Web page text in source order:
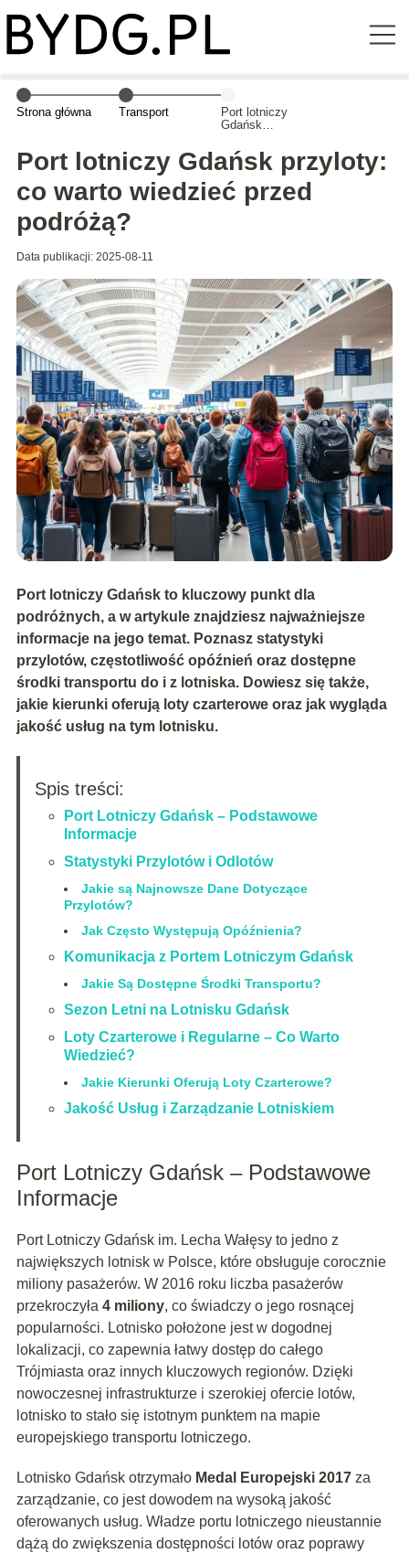
Strona główna Transport
Port lotniczy
Gdańsk
warto wiedzieć
przed podróżą?
Port lotniczy Gdańsk przyloty:
co warto wiedzieć przed
podróżą?
Data publikacji: 2025-08-11
Port lotniczy Gdańsk to kluczowy punkt dla
podróżnych, a w artykule znajdziesz najważniejsze
informacje na jego temat. Poznasz statystyki
przylotów, częstotliwość opóźnień oraz dostępne
środki transportu do i z lotniska. Dowiesz się także,
jakie kierunki oferują loty czarterowe oraz jak wygląda
jakość usług na tym lotnisku.
Spis treści:
Port Lotniczy Gdańsk – Podstawowe
Informacje
Statystyki Przylotów i Odlotów
Jakie są Najnowsze Dane Dotyczące
Przylotów?
Jak Często Występują Opóźnienia?
Komunikacja z Portem Lotniczym Gdańsk
Jakie Są Dostępne Środki Transportu?
Sezon Letni na Lotnisku Gdańsk
Loty Czarterowe i Regularne – Co Warto
Wiedzieć?
Jakie Kierunki Oferują Loty Czarterowe?
Jakość Usług i Zarządzanie Lotniskiem
Port Lotniczy Gdańsk – Podstawowe
Informacje
Port Lotniczy Gdańsk im. Lecha Wałęsy to jedno z
największych lotnisk w Polsce, które obsługuje corocznie
miliony pasażerów. W 2016 roku liczba pasażerów
przekroczyła 4 miliony, co świadczy o jego rosnącej
popularności. Lotnisko położone jest w dogodnej
lokalizacji, co zapewnia łatwy dostęp do całego
Trójmiasta oraz innych kluczowych regionów. Dzięki
nowoczesnej infrastrukturze i szerokiej ofercie lotów,
lotnisko to stało się istotnym punktem na mapie
europejskiego transportu lotniczego.
Lotnisko Gdańsk otrzymało Medal Europejski 2017za
zarządzanie, co jest dowodem na wysoką jakość
oferowanych usług. Władze portu lotniczego nieustannie
dążą do zwiększenia dostępności lotów oraz poprawy